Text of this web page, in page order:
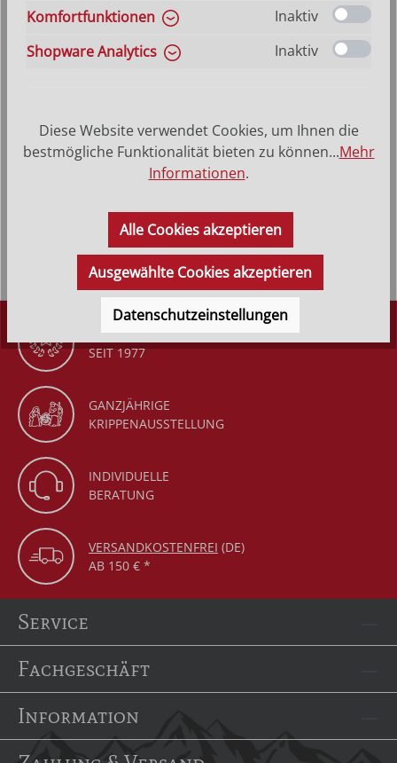
Produkt Anzahl: Gib den gewünschten
Produktbeschreibung
sein.Der Orchesterengel…Mehr
DÜRR KRIPPEN
SEIT 1977
GANZJÄHRIGE
KRIPPENAUSSTELLUNG
INDIVIDUELLE
BERATUNG
VERSANDKOSTENFREI (DE)
AB 150 € *
Service
Fachgeschäft
Information
Komfortfunktionen
Inaktiv
Shopware Analytics
Inaktiv
Diese Website verwendet Cookies, um Ihnen die
bestmögliche Funktionalität bieten zu können...Mehr
Informationen.
Alle Cookies akzeptieren
Ausgewählte Cookies akzeptieren
Datenschutzeinstellungen